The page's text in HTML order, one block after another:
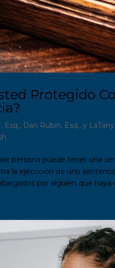
Protegido
Esq., Dan Rubin, Esq., y
persona puede tener una
la ejecución de una
por alguien que haya